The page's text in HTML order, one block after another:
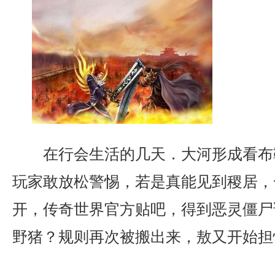
在行会生活的几天．大河形成看
玩家敢放松警惕，若是真能见到稷居
开，传奇世界官方贴吧，得到恶灵僵
野猪？规则再次被搬出来，敖又开始